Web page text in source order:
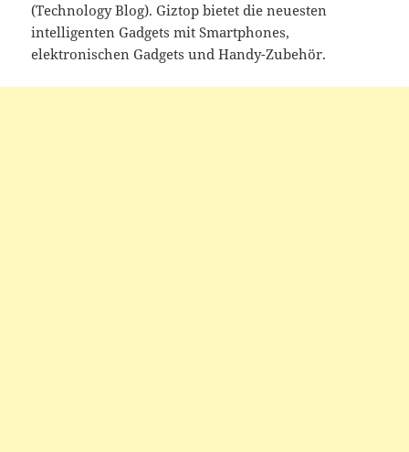
(Technology Blog). Giztop bietet die neuesten
intelligenten Gadgets mit Smartphones,
elektronischen Gadgets und Handy-Zubehör.